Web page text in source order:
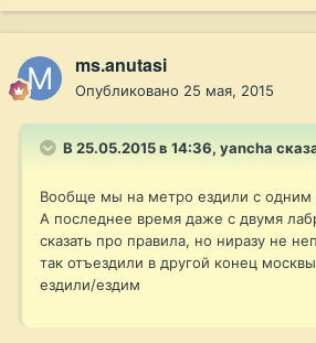
ms.anutasi
Опубликовано 25 мая, 2015
В 25.05.2015 в 14:36, yancha
Вообще мы на метро ездили с одним
А последнее время даже с двумя
сказать про правила, но ниразу не
так отъездили в другой конец
ездили/ездим